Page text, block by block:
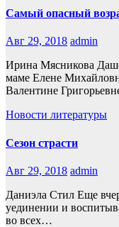
Самый опасный
Авг 29, 2018 admin
Ирина Мясникова
маме Елене
Валентине
Новости литературы
Сезон страсти
Авг 29, 2018 admin
Даниэла Стил Еще
уединении и
во всех…